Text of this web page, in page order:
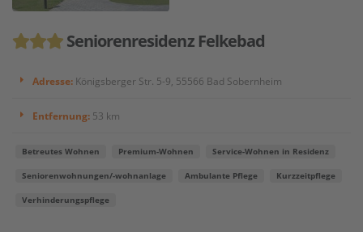
Seniorenresidenz Felkebad
Adresse: Königsberger Str. 5-9, 55566 Bad Sobernheim
Entfernung: 53 km
Betreutes Wohnen Premium-Wohnen Service-Wohnen in Residenz
Seniorenwohnungen/-wohnanlage Ambulante Pflege Kurzzeitpflege
Verhinderungspflege